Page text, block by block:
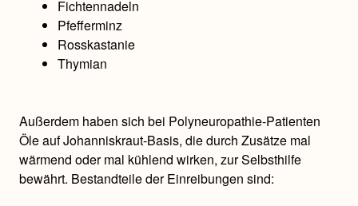
Fichtennadeln
Pfefferminz
Rosskastanie
Thymian
Außerdem haben sich bei Polyneuropathie-Patienten
Öle auf Johanniskraut-Basis, die durch Zusätze mal
wärmend oder mal kühlend wirken, zur Selbsthilfe
bewährt. Bestandteile der Einreibungen sind: